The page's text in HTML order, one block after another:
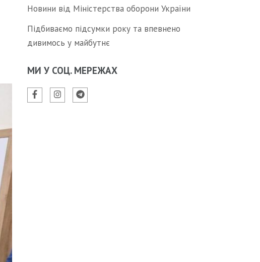
Новини від Міністерства оборони України
Підбиваємо підсумки року та впевнено
дивимось у майбутнє
МИ У СОЦ. МЕРЕЖАХ